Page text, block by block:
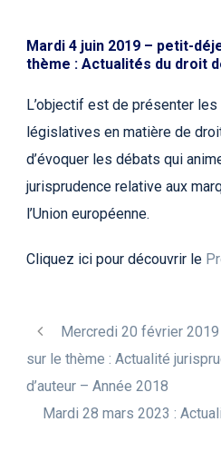
Mardi 4 juin 2019 – petit-
thème : Actualités du droit
L’objectif est de présenter
législatives en matière de
d’évoquer les débats qui
jurisprudence relative aux
l’Union européenne.
Cliquez ici pour découvrir le
Mercredi 20 février
sur le thème : Actualité
d’auteur – Année 2018
Mardi 28 mars 2023 :